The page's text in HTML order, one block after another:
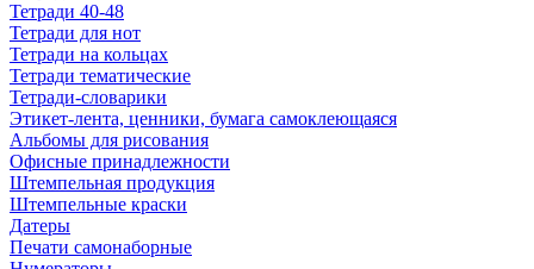
Тетради 40-48
Тетради для нот
Тетради на кольцах
Тетради тематические
Тетради-словарики
Этикет-лента, ценники, бумага самоклеющаяся
Альбомы для рисования
Офисные принадлежности
Штемпельная продукция
Штемпельные краски
Датеры
Печати самонаборные